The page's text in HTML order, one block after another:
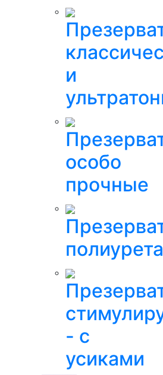
и
особо
прочные
- с
усиками